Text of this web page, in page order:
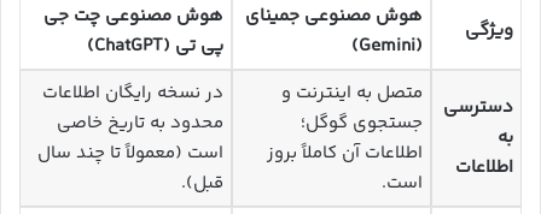
ویژگی
هوش مصنوعی جمینای
(Gemini)
هوش مصنوعی چت جی
پی تی (ChatGPT)
دسترسی
به
اطلاعات
متصل به اینترنت و
جستجوی گوگل؛
اطلاعات آن کاملاً بروز
است.
در نسخه رایگان اطلاعات
محدود به تاریخ خاصی
است (معمولاً تا چند سال
قبل).